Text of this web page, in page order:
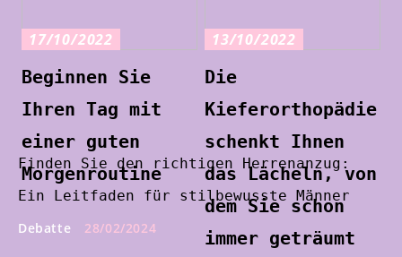
17/10/2022
Beginnen Sie
Ihren Tag mit
einer guten
Morgenroutine
13/10/2022
Die
Kieferorthopädie
schenkt Ihnen
das Lächeln, von
dem Sie schon
immer geträumt
Finden Sie den richtigen Herrenanzug:
Ein Leitfaden für stilbewusste Männer
Debatte
28/02/2024